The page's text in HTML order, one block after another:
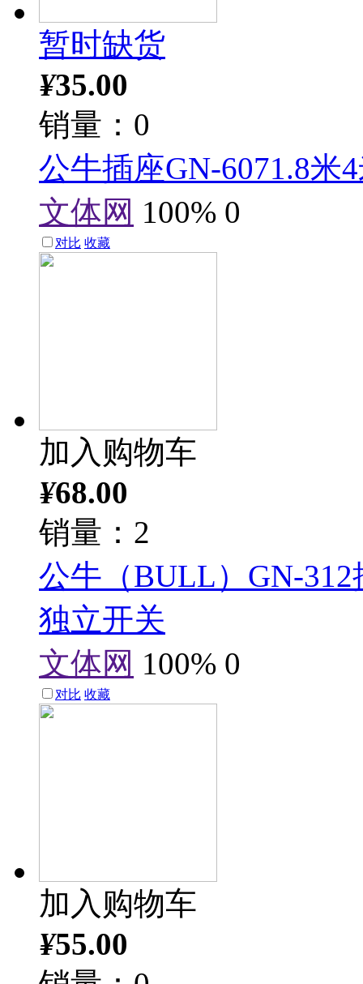
暂时缺货
¥35.00
销量：0
公牛插座GN-6071.8米
文体网 100% 0
对比 收藏
加入购物车
¥68.00
销量：2
公牛（BULL）GN-
独立开关
文体网 100% 0
对比 收藏
加入购物车
¥55.00